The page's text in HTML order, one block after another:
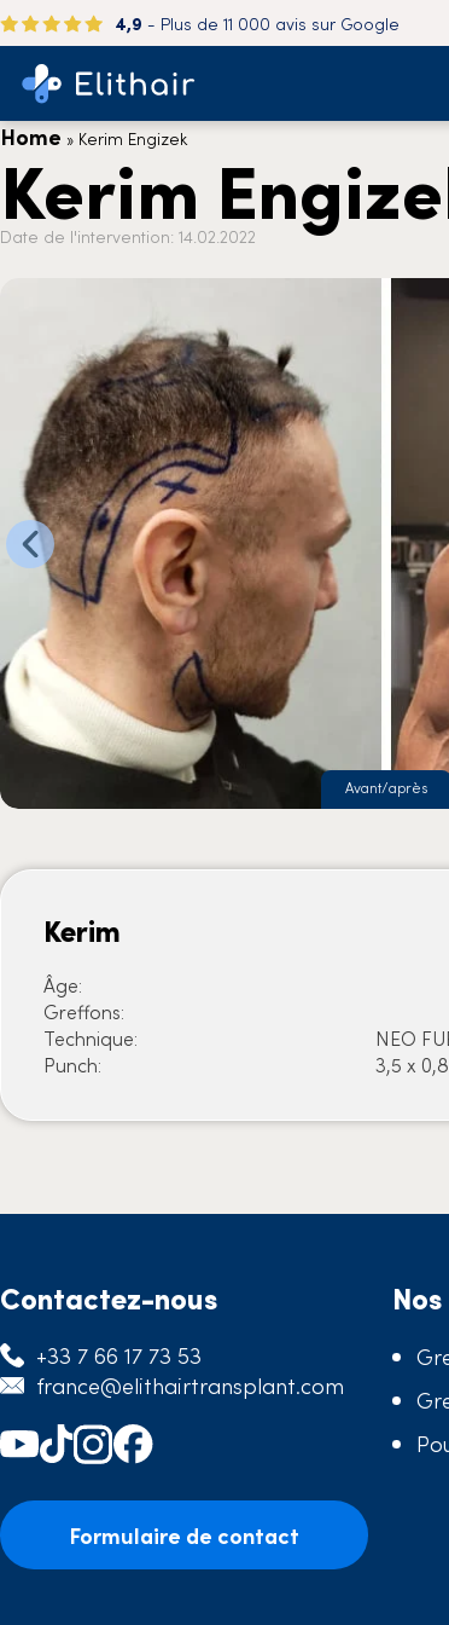
4,9 - Plus de 11 000 avis sur Google
Home » Kerim Engizek
Kerim
Date de l'intervention: 14.02.2022
Avant/après
Kerim
Âge:
Greffons:
Technique:
NEO
Punch:
3,5 x
Contactez-nous
+33 7 66 17 73 53
france@elithairtransplant.com
Formulaire de contact